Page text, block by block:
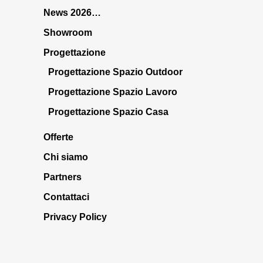
News 2026…
Showroom
Progettazione
Progettazione Spazio Outdoor
Progettazione Spazio Lavoro
Progettazione Spazio Casa
Offerte
Chi siamo
Partners
Contattaci
Privacy Policy